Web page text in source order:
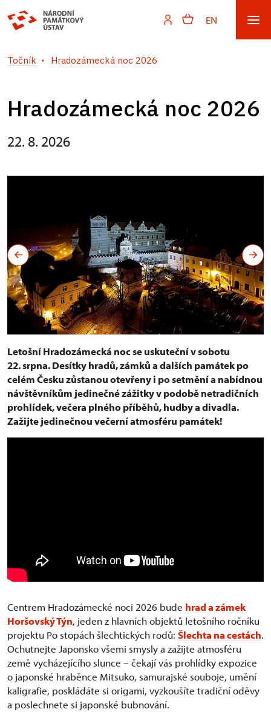
EN
Točník Hradozámecká noc 2026
Hradozámecká noc 2026
22. 8. 2026
Letošní Hradozámecká noc se uskuteční v sobotu
22. srpna. Desítky hradů, zámků a dalších památek po
celém Česku zůstanou otevřeny i po setmění a nabídnou
návštěvníkům jedinečné zážitky v podobě netradičních
prohlídek, večera plného příběhů, hudby a divadla.
Zažijte jedinečnou večerní atmosféru památek!
Centrem Hradozámecké noci 2026 bude hrad a zámek
Horšovský Týn, jeden z hlavních objektů letošního ročníku
projektu Po stopách šlechtických rodů: Šlechta na cestách.
Ochutnejte Japonsko všemi smysly a zažijte atmosféru
země vycházejícího slunce – čekají vás prohlídky expozice
o japonské hraběnce Mitsuko, samurajské souboje, umění
kaligrafie, poskládáte si origami, vyzkoušíte tradiční oděvy
a poslechnete si japonské bubnování.